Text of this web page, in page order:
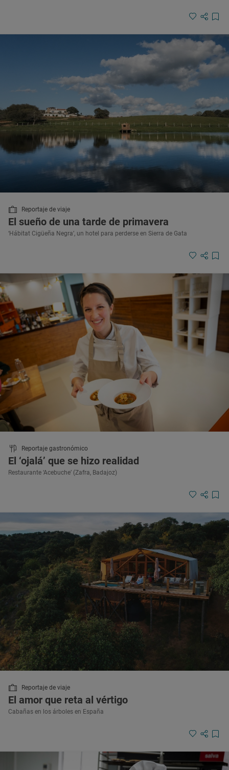
Reportaje de viaje
El sueño de una tarde de primavera
‘Hábitat Cigüeña Negra’, un hotel para perderse en Sierra de Gata
Reportaje gastronómico
El ‘ojalá’ que se hizo realidad
Restaurante ‘Acebuche’ (Zafra, Badajoz)
Reportaje de viaje
El amor que reta al vértigo
Cabañas en los árboles en España